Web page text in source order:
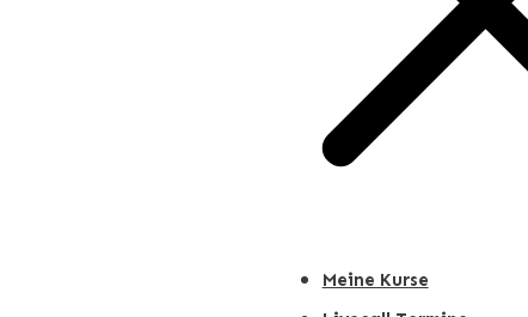
Meine Kurse